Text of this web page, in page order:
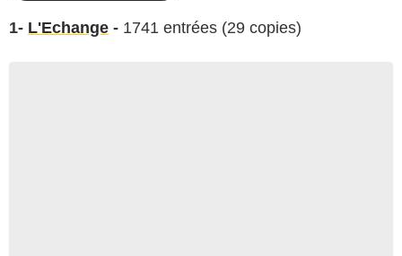
1- L'Echange - 1741 entrées (29 copies)